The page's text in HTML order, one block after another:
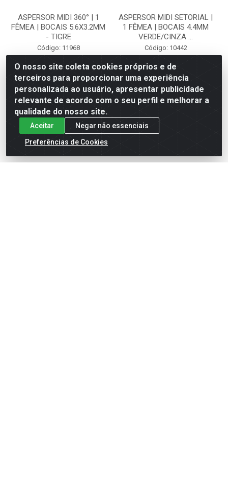
ASPERSOR MIDI 360° | 1
FÊMEA | BOCAIS 5.6X3.2MM
- TIGRE
Código: 11968
Faça seu login ou
cadastre-se para
ver preços e
comprar
ASPERSOR MIDI SETORIAL |
1 FÊMEA | BOCAIS 4.4MM
VERDE/CINZA ...
Código: 10442
Faça seu login ou
cadastre-se para
ver preços e
O nosso site coleta cookies próprios e de
terceiros para proporcionar uma experiência
personalizada ao usuário, apresentar publicidade
relevante de acordo com o seu perfil e melhorar a
qualidade do nosso site.
Aceitar
Negar não essenciais
Preferências de Cookies